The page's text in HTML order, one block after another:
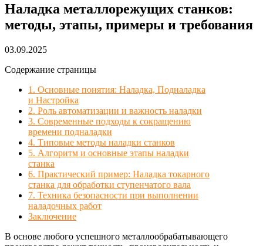
Наладка металлорежущих станков:
методы, этапы, примеры и требования
03.09.2025
Содержание страницы
1. Основные понятия: Наладка, Подналадка
и Настройка
2. Роль автоматизации и важность наладки
3. Современные подходы к сокращению
времени подналадки
4. Типовые методы наладки станков
5. Алгоритм и основные этапы наладки
станка
6. Практический пример: Наладка токарного
станка для обработки ступенчатого вала
7. Техника безопасности при выполнении
наладочных работ
Заключение
В основе любого успешного металлообрабатывающего